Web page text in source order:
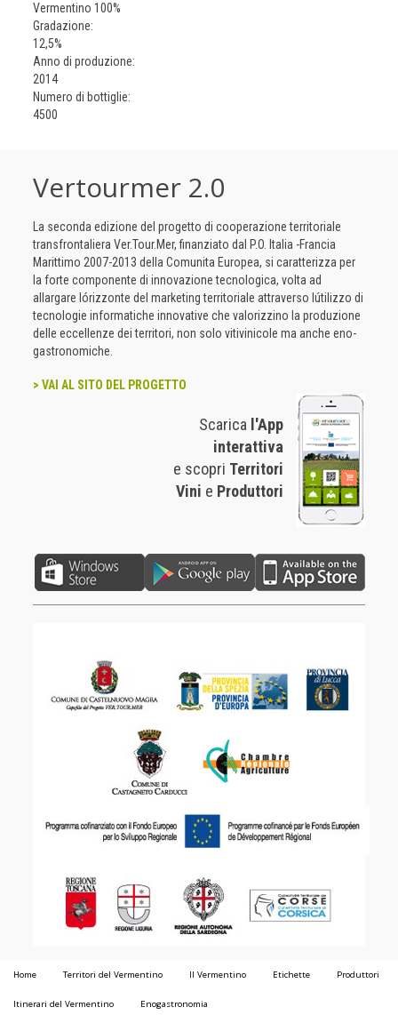
Vermentino 100%
Gradazione:
12,5%
Anno di produzione:
2014
Numero di bottiglie:
4500
Vertourmer 2.0
La seconda edizione del progetto di cooperazione territoriale
transfrontaliera Ver.Tour.Mer, finanziato dal P.O. Italia -Francia
Marittimo 2007-2013 della Comunita Europea, si caratterizza per
la forte componente di innovazione tecnologica, volta ad
allargare lórizzonte del marketing territoriale attraverso lútilizzo di
tecnologie informatiche innovative che valorizzino la produzione
delle eccellenze dei territori, non solo vitivinicole ma anche eno-
gastronomiche.
> VAI AL SITO DEL PROGETTO
Scarica l'App
interattiva
e scopri Territori
Vini e Produttori
Home Territori del Vermentino Il Vermentino Etichette Produttori
Itinerari del Vermentino Enogastronomia